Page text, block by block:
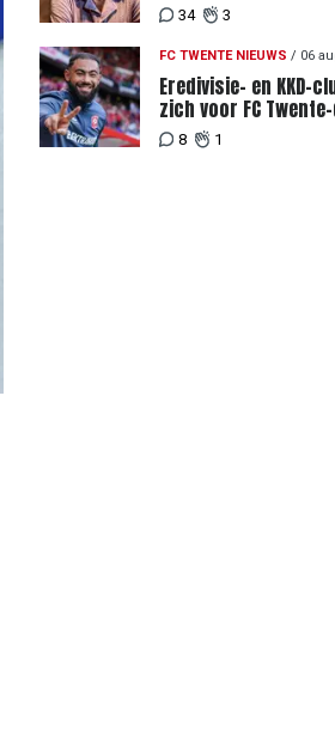
34 3
FC TWENTE NIEUWS / 06
Eredivisie- en KKD-
zich voor FC
Maach
8 1